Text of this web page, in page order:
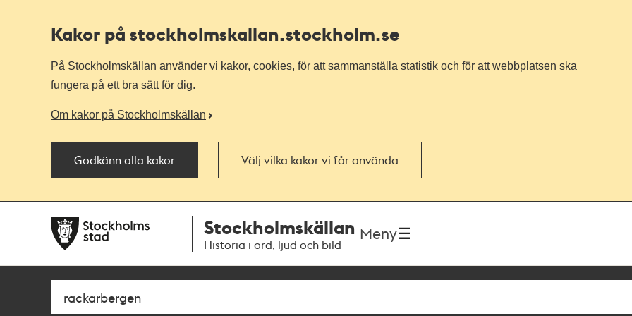
Kakor på stockholmskallan.stockholm.se
På Stockholmskällan använder vi kakor, cookies, för att sammanställa statistik och för att webbplatsen ska
fungera på ett bra sätt för dig.
Om kakor på Stockholmskällan
Godkänn alla kakor Välj vilka kakor vi får använda
navigationen
huvudinnehållet
Stockholmskällan
Historia i ord, ljud och bild
Meny
Sök